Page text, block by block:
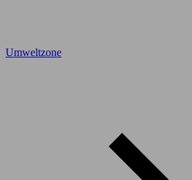
Umweltzone